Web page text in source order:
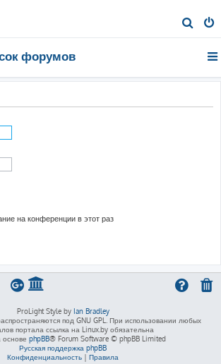
о
форумов
на конференции в этот раз
ProLight Style by Ian Bradley
под GNU GPL. При использовании любых
портала ссылка на Linux.by обязательна
phpBB® Forum Software © phpBB Limited
Русская поддержка phpBB
Конфиденциальность | Правила